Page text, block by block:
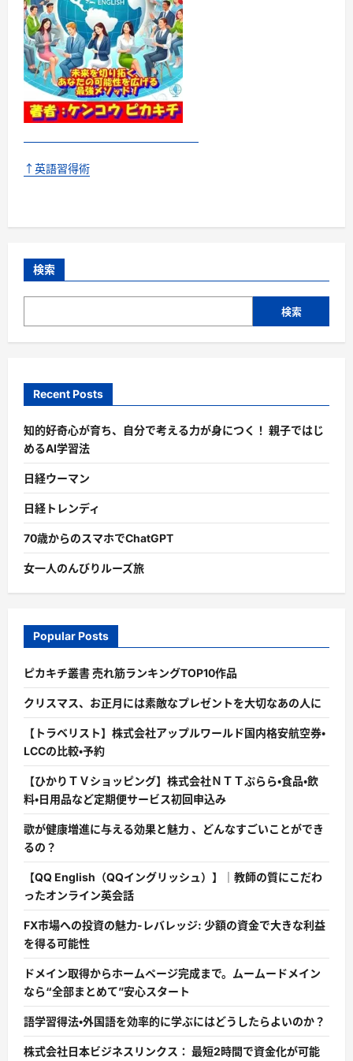
↑英語習得術
検索
検索
Recent Posts
知的好奇心が育ち、自分で考える力が身につく！ 親子ではじ
めるAI学習法
日経ウーマン
日経トレンディ
70歳からのスマホでChatGPT
女一人のんびりルーズ旅
Popular Posts
ピカキチ叢書 売れ筋ランキングTOP10作品
クリスマス、お正月には素敵なプレゼントを大切なあの人に
【トラベリスト】株式会社アップルワールド国内格安航空券・
LCCの比較・予約
【ひかりＴＶショッピング】株式会社ＮＴＴぷらら・食品・飲
料・日用品など定期便サービス初回申込み
歌が健康増進に与える効果と魅力 、どんなすごいことができ
るの？
【QQ English（QQイングリッシュ）】｜教師の質にこだわ
ったオンライン英会話
FX市場への投資の魅力-レバレッジ: 少額の資金で大きな利益
を得る可能性
ドメイン取得からホームページ完成まで。ムームードメイン
なら“全部まとめて”安心スタート
語学習得法・外国語を効率的に学ぶにはどうしたらよいのか？
株式会社日本ビジネスリンクス： 最短2時間で資金化が可能